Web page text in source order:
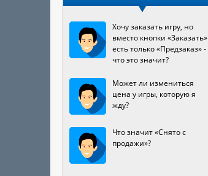
Хочу заказать игру, но
вместо кнопки «Заказать»
есть только «Предзаказ» -
что это значит?
Может ли измениться
цена у игры, которую я
жду?
Что значит «Снято с
продажи»?